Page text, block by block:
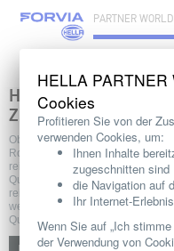
PARTNER
HELLA
ZUVERLÄSSIGER
Ob Staub, Schmutz oder
Rolle beim Schutz wichtiger
reibungslosen, sauberen Betrieb.
Qualität, eine optimale
reinen Kraftstoff und einen
weltweit ein eigenes
Qualitätsstandards entspricht.
HELLA
Cookies
Profitieren Sie von der
verwenden Cookies, um:
Ihnen Inhalte
zugeschnitten sind
die Navigation auf
Ihr Internet-
Wenn Sie auf „Ich
der Verwendung von